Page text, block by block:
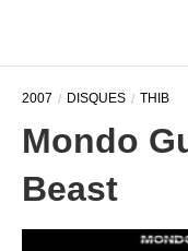
2007 DISQUES THIB
Mondo
Beast